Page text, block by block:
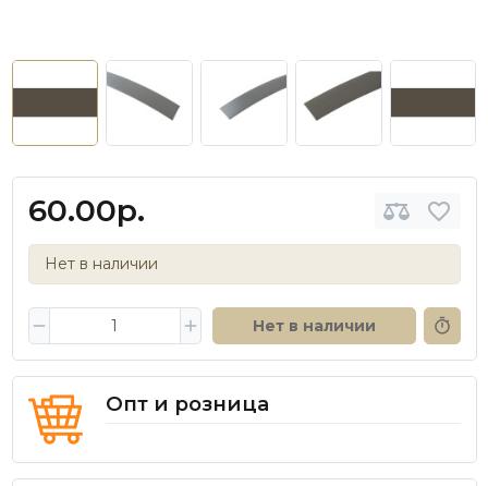
60.00р.
Нет в наличии
Нет в наличии
Опт и розница